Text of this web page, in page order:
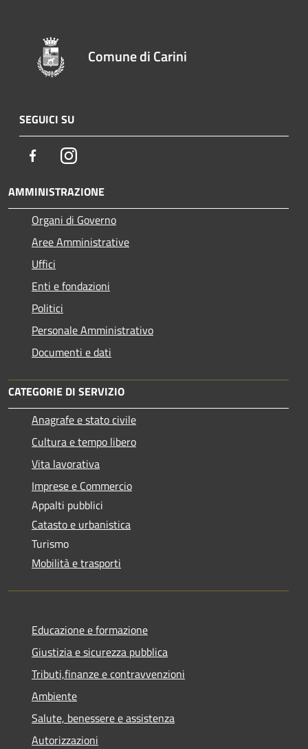
Comune di Carini
SEGUICI SU
FacebookInstagram
AMMINISTRAZIONE
Organi di Governo
Aree Amministrative
Uffici
Enti e fondazioni
Politici
Personale Amministrativo
Documenti e dati
CATEGORIE DI SERVIZIO
Anagrafe e stato civile
Cultura e tempo libero
Vita lavorativa
Imprese e Commercio
Appalti pubblici
Catasto e urbanistica
Turismo
Mobilità e trasporti
Educazione e formazione
Giustizia e sicurezza pubblica
Tributi,finanze e contravvenzioni
Ambiente
Salute, benessere e assistenza
Autorizzazioni